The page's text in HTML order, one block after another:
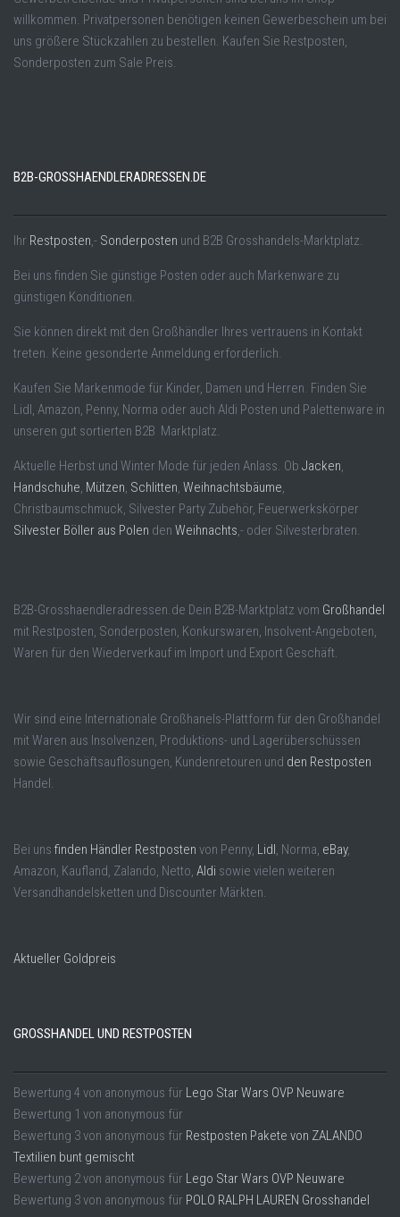
willkommen. Privatpersonen benötigen keinen Gewerbeschein um bei
uns größere Stückzahlen zu bestellen. Kaufen Sie Restposten,
Sonderposten zum Sale Preis.
B2B-GROSSHAENDLERADRESSEN.DE
Ihr Restposten,- Sonderposten und B2B Grosshandels-Marktplatz.
Bei uns finden Sie günstige Posten oder auch Markenware zu
günstigen Konditionen.
Sie können direkt mit den Großhändler Ihres vertrauens in Kontakt
treten. Keine gesonderte Anmeldung erforderlich.
Kaufen Sie Markenmode für Kinder, Damen und Herren. Finden Sie
Lidl, Amazon, Penny, Norma oder auch Aldi Posten und Palettenware in
unseren gut sortierten B2B Marktplatz.
Aktuelle Herbst und Winter Mode für jeden Anlass. Ob Jacken,
Handschuhe, Mützen, Schlitten, Weihnachtsbäume,
Christbaumschmuck, Silvester Party Zubehör, Feuerwerkskörper
Silvester Böller aus Polen den Weihnachts,- oder Silvesterbraten.
B2B-Grosshaendleradressen.de Dein B2B-Marktplatz vom Großhandel
mit Restposten, Sonderposten, Konkurswaren, Insolvent-Angeboten,
Waren für den Wiederverkauf im Import und Export Geschäft.
Wir sind eine Internationale Großhanels-Plattform für den Großhandel
mit Waren aus Insolvenzen, Produktions- und Lagerüberschüssen
sowie Geschäftsauflösungen, Kundenretouren und den Restposten
Handel.
Bei uns finden Händler Restposten von Penny, Lidl, Norma, eBay,
Amazon, Kaufland, Zalando, Netto, Aldi sowie vielen weiteren
Versandhandelsketten und Discounter Märkten.
Aktueller Goldpreis
GROSSHANDEL UND RESTPOSTEN
Bewertung 4 von anonymous für Lego Star Wars OVP Neuware
Bewertung 1 von anonymous für
Bewertung 3von anonymous für Restposten Pakete von ZALANDO
Textilien bunt gemischt
Bewertung 2von anonymous für Lego Star Wars OVP Neuware
Bewertung 3von anonymous für POLO RALPH LAUREN Grosshandel